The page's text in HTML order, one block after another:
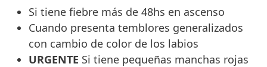
Si tiene fiebre más de 48hs en ascenso
Cuando presenta temblores generalizados
con cambio de color de los labios
URGENTE Si tiene pequeñas manchas rojas